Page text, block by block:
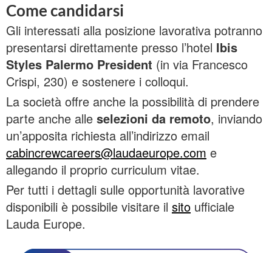
Come candidarsi
Gli interessati alla posizione lavorativa potranno
presentarsi direttamente presso l’hotel Ibis
Styles Palermo President (in via Francesco
Crispi, 230) e sostenere i colloqui.
La società offre anche la possibilità di prendere
parte anche alle selezioni da remoto, inviando
un’apposita richiesta all’indirizzo email
cabincrewcareers@laudaeurope.com e
allegando il proprio curriculum vitae.
Per tutti i dettagli sulle opportunità lavorative
disponibili è possibile visitare il sito ufficiale
Lauda Europe.